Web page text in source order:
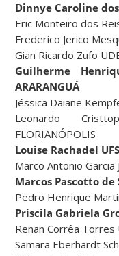
Dinnye Caroline dos
Eric Monteiro dos
Frederico Jerico
Gian Ricardo Zufo
Guilherme
ARARANGUÁ
Jéssica Daiane
Leonardo
FLORIANÓPOLIS
Louise Rachadel
Marco Antonio Garcia
Marcos Pascotto de
Pedro Henrique
Priscila Gabriela
Renan Corrêa Torres
Samara Eberhardt